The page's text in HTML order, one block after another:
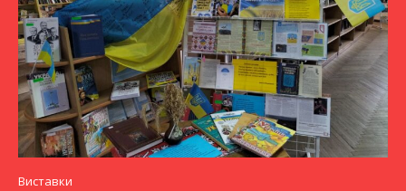
Виставки